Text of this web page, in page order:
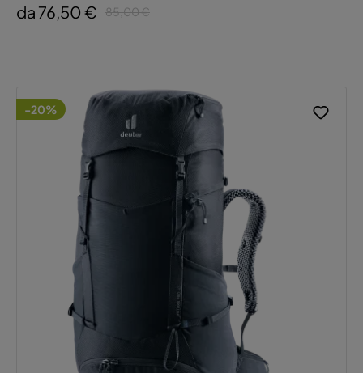
da 76,50 €
85,00 €
-20%
Configura
Accetta tutti i cookie